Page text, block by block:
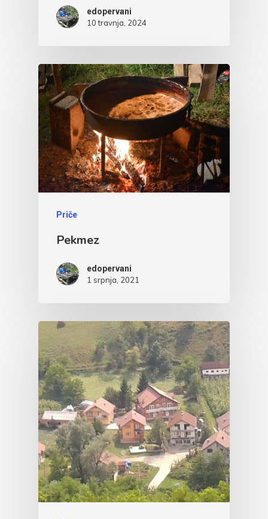
edopervani
10 travnja, 2024
Priče
Pekmez
edopervani
1 srpnja, 2021